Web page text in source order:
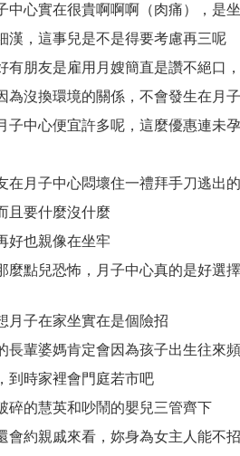
中心實在很貴啊啊啊（肉痛），是
漢，這事兒是不是得要考慮再三呢
有朋友是雇用月嫂簡直是讚不絕口
為沒換環境的關係，不會發生在月
子中心便宜許多呢，這麼優惠連未
在月子中心悶壞住一禮拜手刀逃出
且要什麼沒什麼
好也親像在坐牢
麼點兒恐怖，月子中心真的是好選擇
月子在家坐實在是個險招
長輩婆媽肯定會因為孩子出生往來
到時家裡會門庭若市吧
碎的慧英和吵鬧的嬰兒三管齊下
會約親戚來看，妳身為女主人能不